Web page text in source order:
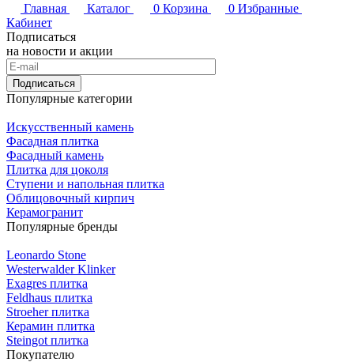
Главная
Каталог 0 Корзина 0 Избранные
Кабинет
Подписаться
на новости и акции
Подписаться
Популярные категории
Искусственный камень
Фасадная плитка
Фасадный камень
Плитка для цоколя
Ступени и напольная плитка
Облицовочный кирпич
Керамогранит
Популярные бренды
Leonardo Stone
Westerwalder Klinker
Exagres плитка
Feldhaus плитка
Stroeher плитка
Керамин плитка
Steingot плитка
Покупателю